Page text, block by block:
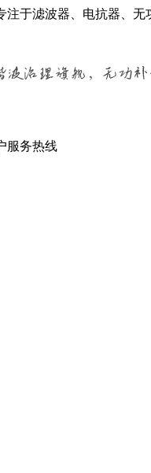
于滤波器、电抗器、无
服务热线